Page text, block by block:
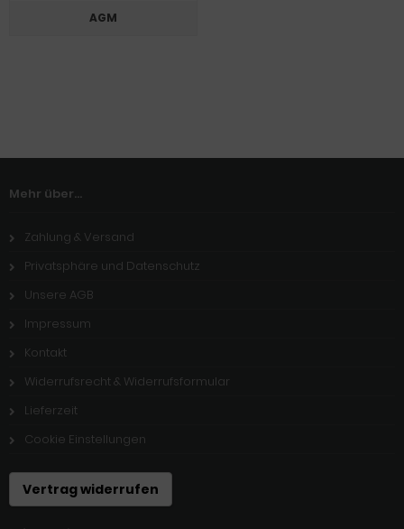
AGM
Mehr über...
Zahlung & Versand
Privatsphäre und Datenschutz
Unsere AGB
Impressum
Kontakt
Widerrufsrecht & Widerrufsformular
Lieferzeit
Cookie Einstellungen
Vertrag widerrufen